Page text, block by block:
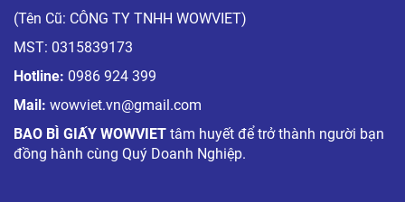
(Tên Cũ: CÔNG TY TNHH WOWVIET)
MST: 0315839173
Hotline: 0986 924 399
Mail: wowviet.vn@gmail.com
BAO BÌ GIẤY WOWVIET tâm huyết để trở thành người bạn
đồng hành cùng Quý Doanh Nghiệp.